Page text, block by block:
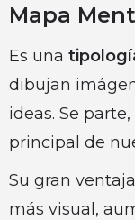
Mapa
Es una
dibujan
ideas. Se
principal de
Su gran
más visual,